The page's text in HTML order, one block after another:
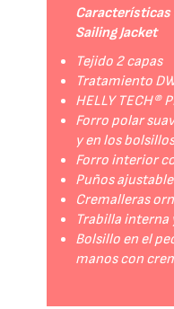
Características
Sailing Jacket
Tejido 2 capas
Tratamiento
HELLY TECH®
Forro polar
y en los
Forro interior
Puños
Cremalleras
Trabilla interna
Bolsillo en el
manos con